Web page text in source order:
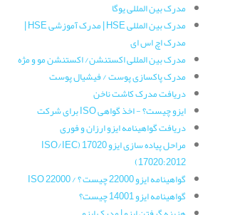
مدرک بین المللی یوگا
مدرک بین المللی HSE | مدرک آموزشی HSE |
مدرک اچ اس ای
مدرک بین المللی اکستنشن/ اکستنشن مو و مژه
مدرک پاکسازی پوست / فیشیال پوست
دریافت مدرک کاشت ناخن
ایزو چیست؟ - اخذ گواهی ISO برای شرکت
دریافت گواهینامه ایزو ارزان و فوری
مراحل پیاده سازی ایزو 17020 (ISO/IEC
17020:2012)
گواهینامه ایزو 22000 چیست ؟ / ISO 22000
گواهینامه ایزو 14001 چیست؟